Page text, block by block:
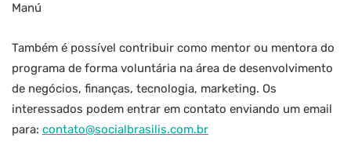
Manú
Também é possível contribuir como mentor ou mentora do
programa de forma voluntária na área de desenvolvimento
de negócios, finanças, tecnologia, marketing. Os
interessados podem entrar em contato enviando um email
para: contato@socialbrasilis.com.br